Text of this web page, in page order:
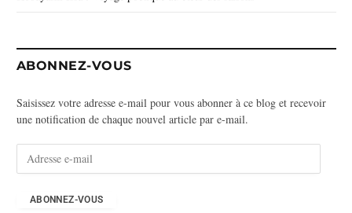
ABONNEZ-VOUS
Saisissez votre adresse e-mail pour vous abonner à ce blog et recevoir
une notification de chaque nouvel article par e-mail.
ABONNEZ-VOUS